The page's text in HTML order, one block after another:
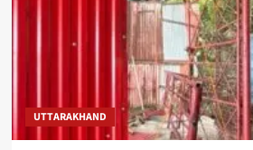
UTTARAKHAND